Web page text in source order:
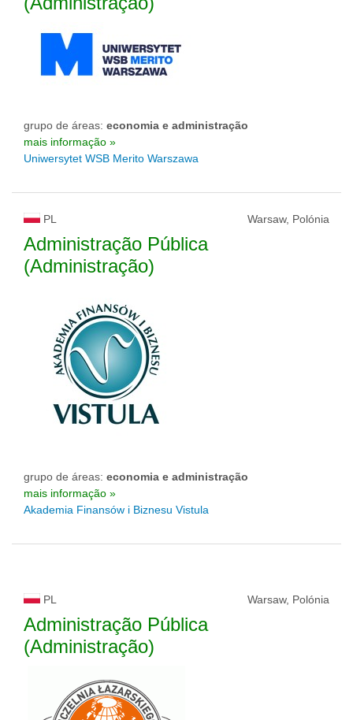
grupo de áreas: economia e administração
mais informação »
Uniwersytet WSB Merito Warszawa
PL Warsaw, Polónia
Administração Pública
(Administração)
grupo de áreas: economia e administração
mais informação »
Akademia Finansów i Biznesu Vistula
PL Warsaw, Polónia
Administração Pública
(Administração)